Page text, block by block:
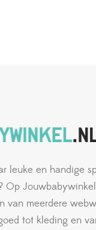
leuke en handige
Op
van meerdere
tot kleding en